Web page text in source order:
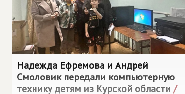
Надежда Ефремова и Андрей
Смоловик передали компьютерную
технику детям из Курской области /